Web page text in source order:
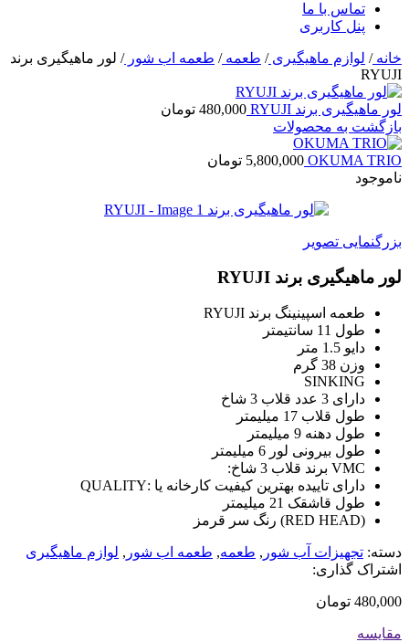
تماس با ما
پنل کاربری
خانه/ لوازم ماهیگیری/ طعمه/ طعمه اب شور/ لور ماهیگیری برند
RYUJI
لور ماهیگیری برند RYUJI 480,000 تومان
بازگشت به محصولات
OKUMA TRIO
5,800,000 تومان
ناموجود
بزرگنمایی تصویر
لور ماهیگیری برند RYUJI
طعمه اسپینینگ برند RYUJI
طول 11 سانتیمتر
دایو 1.5 متر
وزن 38 گرم
SINKING
دارای 3 عدد قلاب 3 شاخ
طول قلاب 17 میلیمتر
طول دهنه 9 میلیمتر
طول بیرونی لور 6 میلیمتر
VMC برند قلاب 3 شاخ:
دارای تاییده بهترین کیفیت کارخانه یا :QUALITY
طول قاشقک 21 میلیمتر
(RED HEAD) رنگ سر قرمز
دسته: تجهیزات آب شور , طعمه, طعمه اب شور , لوازم ماهیگیری
اشتراک گذاری:
480,000 تومان
مقایسه